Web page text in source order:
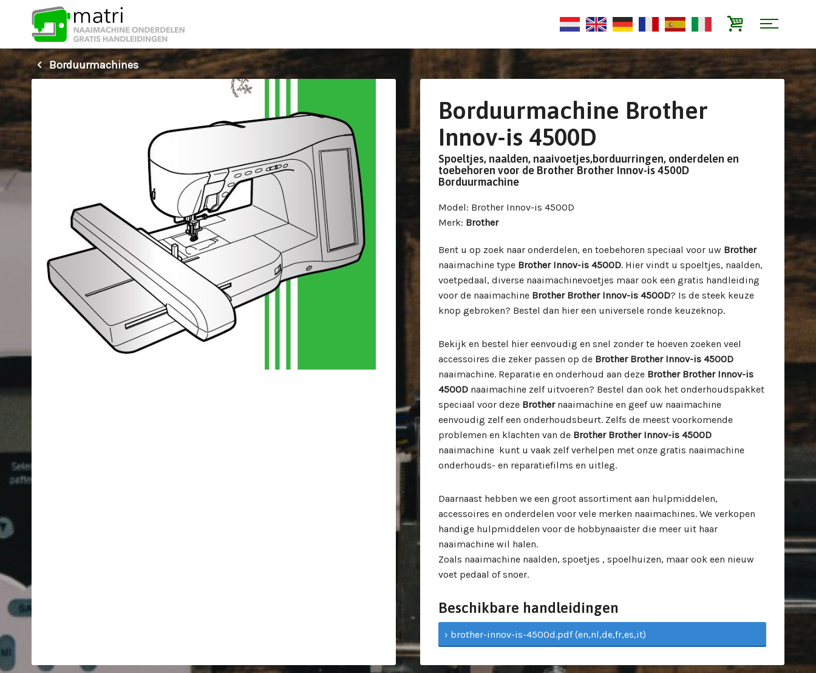
Borduurmachines
Borduurmachine Brother
Innov-is 4500D
Spoeltjes, naalden, naaivoetjes,borduurringen, onderdelen en
toebehoren voor de Brother Brother Innov-is 4500D
Borduurmachine
Model: Brother Innov-is 4500D
Merk: Brother
Bent u op zoek naar onderdelen, en toebehoren speciaal voor uw Brother
naaimachine type Brother Innov-is 4500D. Hier vindt u spoeltjes, naalden,
voetpedaal, diverse naaimachinevoetjes maar ook een gratis handleiding
voor de naaimachine Brother Brother Innov-is 4500D? Is de steek keuze
knop gebroken? Bestel dan hier een universele ronde keuzeknop.
Bekijk en bestel hier eenvoudig en snel zonder te hoeven zoeken veel
accessoires die zeker passen op de Brother Brother Innov-is 4500D
naaimachine. Reparatie en onderhoud aan deze Brother Brother Innov-is
4500D naaimachine zelf uitvoeren? Bestel dan ook het onderhoudspakket
speciaal voor deze Brothernaaimachine en geef uw naaimachine
eenvoudig zelf een onderhoudsbeurt. Zelfs de meest voorkomende
problemen en klachten van de Brother Brother Innov-is 4500D
naaimachine kunt u vaak zelf verhelpen met onze gratis naaimachine
onderhouds- en reparatiefilms en uitleg.
Daarnaast hebben we een groot assortiment aan hulpmiddelen,
accessoires en onderdelen voor vele merken naaimachines. We verkopen
handige hulpmiddelen voor de hobbynaaister die meer uit haar
naaimachine wil halen.
Zoals naaimachine naalden, spoetjes , spoelhuizen, maar ook een nieuw
voet pedaal of snoer.
Beschikbare handleidingen
› brother-innov-is-4500d.pdf (en,nl,de,fr,es,it)